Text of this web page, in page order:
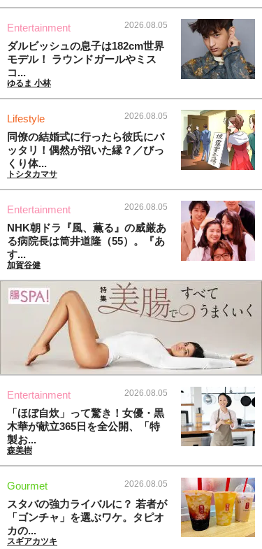
Entertainment 2026.08.05
ダルビッシュの息子は182cm世界
モデル！ ラウンドガールやミス
コ...
ゆるま 小林
Lifestyle 2026.08.05
同僚の結婚式に行ったら彼氏にバ
ッタリ！偶然が招いた縁？／びっ
くり体...
トシタカマサ
Entertainment 2026.08.05
NHK朝ドラ『風、薫る』の威厳あ
る病院長は筒井道隆（55）。『あ
す...
加賀谷健
Entertainment 2026.08.05
「ほぼ自炊」って驚き！女優・黒
木華が献立365日を全公開、「特
製お...
森美樹
Gourmet 2026.08.05
スタバの強力ライバルに？ 若者が
「ゴンチャ」を選ぶワケ。タピオ
カの...
スギアカツキ